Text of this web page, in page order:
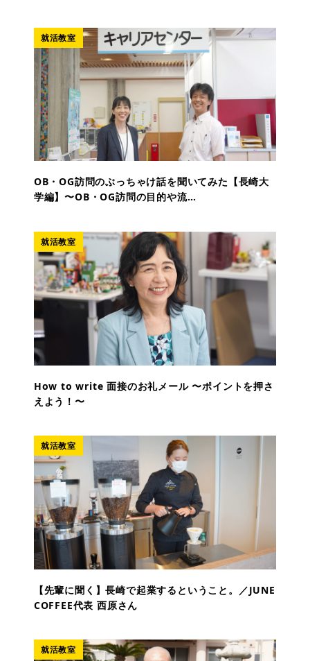
就活教室
OB・OG訪問のぶっちゃけ話を聞いてみた【長崎大
学編】〜OB・OG訪問の目的や流…
就活教室
How to write 面接のお礼メール 〜ポイントを押さ
えよう！〜
就活教室
【先輩に聞く】長崎で起業するということ。／JUNE
COFFEE代表 西原さん
就活教室